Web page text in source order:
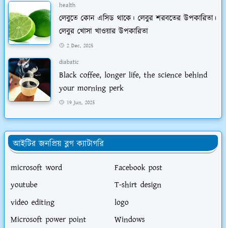
health
লেবুতে কোন এসিড থাকে। লেবুর শরবতের উপকারিতা।
লেবুর খোসা খাওয়ার উপকারিতা
2 Dec, 2025
diabatic
Black coffee, longer life, the science behind
your morning perk
19 Jun, 2025
আইটির জনপ্রিয় ব্লগ ক্যাটাগরি
microsoft word
Facebook post
youtube
T-shirt design
video editing
logo
Microsoft power point
Windows